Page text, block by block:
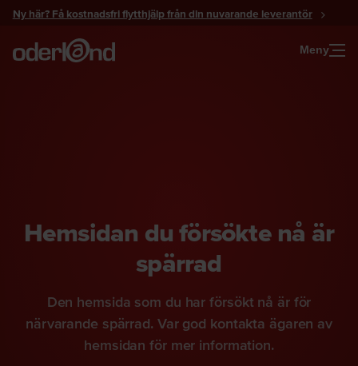
Gå
innehåll
Ny här? Få kostnadsfri flytthjälp från din nuvarande leverantör
Meny
Hemsidan du försökte nå är
spärrad
Den hemsida som du har försökt nå är för
närvarande spärrad. Var god kontakta ägaren av
hemsidan för mer information.